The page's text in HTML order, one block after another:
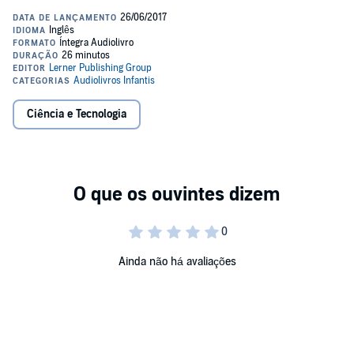
Ciência e Tecnologia
Ainda não há avaliações